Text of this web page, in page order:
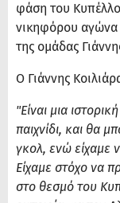
φάση του
νικηφόρου αγώνα
της ομάδας
Ο Γιάννης
"Είναι μια
παιχνίδι, και θα
γκολ, ενώ είχαμε
Είχαμε στόχο να
στο θεσμό του